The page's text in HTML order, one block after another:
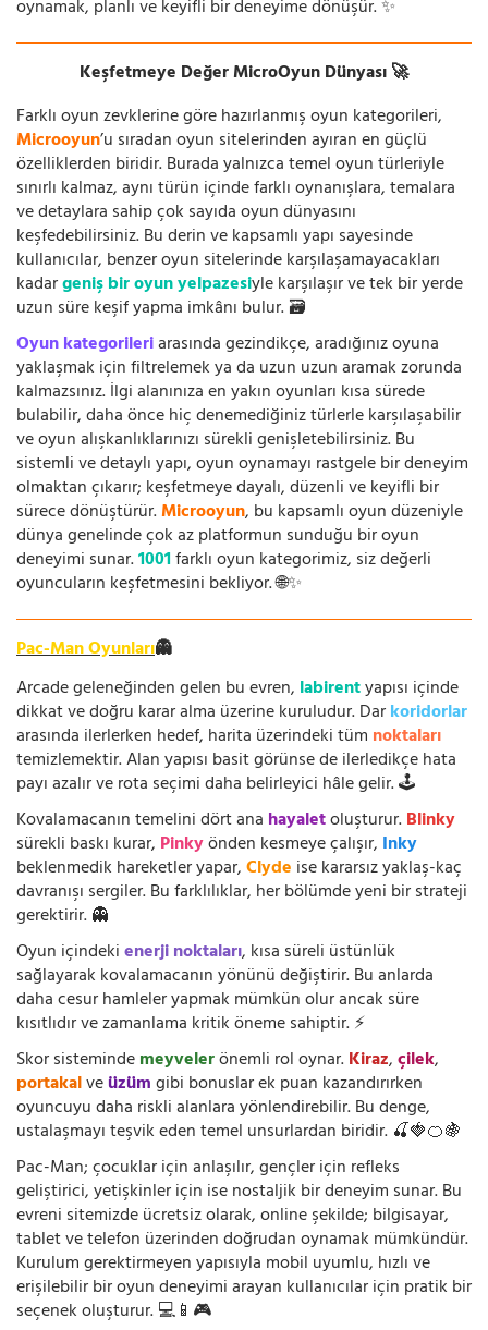
oynamak, planlı ve keyifli bir deneyime dönüşür. ✨
Keşfetmeye Değer MicroOyun Dünyası 🚀
Farklı oyun zevklerine göre hazırlanmış oyun kategorileri,
Microoyun’u sıradan oyun sitelerinden ayıran en güçlü
özelliklerden biridir. Burada yalnızca temel oyun türleriyle
sınırlı kalmaz, aynı türün içinde farklı oynanışlara, temalara
ve detaylara sahip çok sayıda oyun dünyasını
keşfedebilirsiniz. Bu derin ve kapsamlı yapı sayesinde
kullanıcılar, benzer oyun sitelerinde karşılaşamayacakları
kadargeniş bir oyun yelpazesiyle karşılaşır ve tek bir yerde
uzun süre keşif yapma imkânı bulur. 🗃️
Oyun kategorileriarasında gezindikçe, aradığınız oyuna
yaklaşmak için filtrelemek ya da uzun uzun aramak zorunda
kalmazsınız. İlgi alanınıza en yakın oyunları kısa sürede
bulabilir, daha önce hiç denemediğiniz türlerle karşılaşabilir
ve oyun alışkanlıklarınızı sürekli genişletebilirsiniz. Bu
sistemli ve detaylı yapı, oyun oynamayı rastgele bir deneyim
olmaktan çıkarır; keşfetmeye dayalı, düzenli ve keyifli bir
sürece dönüştürür.Microoyun, bu kapsamlı oyun düzeniyle
dünya genelinde çok az platformun sunduğu bir oyun
deneyimi sunar.1001farklı oyun kategorimiz, siz değerli
oyuncuların keşfetmesini bekliyor. 🌐✨
Pac-Man Oyunları👻
Arcade geleneğinden gelen bu evren, labirentyapısı içinde
dikkat ve doğru karar alma üzerine kuruludur. Darkoridorlar
arasında ilerlerken hedef, harita üzerindeki tüm noktaları
temizlemektir. Alan yapısı basit görünse de ilerledikçe hata
payı azalır ve rota seçimi daha belirleyici hâle gelir. 🕹️
Kovalamacanın temelini dört ana hayaletoluşturur.Blinky
sürekli baskı kurar, Pinkyönden kesmeye çalışır, Inky
beklenmedik hareketler yapar,Clyde ise kararsız yaklaş-kaç
davranışı sergiler. Bu farklılıklar, her bölümde yeni bir strateji
gerektirir. 👻
Oyun içindekienerji noktaları, kısa süreli üstünlük
sağlayarak kovalamacanın yönünü değiştirir. Bu anlarda
daha cesur hamleler yapmak mümkün olur ancak süre
kısıtlıdır ve zamanlama kritik öneme sahiptir. ⚡
Skor sistemindemeyvelerönemli rol oynar.Kiraz,çilek,
portakalveüzümgibi bonuslar ek puan kazandırırken
oyuncuyu daha riskli alanlara yönlendirebilir. Bu denge,
ustalaşmayı teşvik eden temel unsurlardan biridir. 🍒🍓🍊🍇
Pac-Man; çocuklar için anlaşılır, gençler için refleks
geliştirici, yetişkinler için ise nostaljik bir deneyim sunar. Bu
evreni sitemizde ücretsiz olarak, online şekilde; bilgisayar,
tablet ve telefon üzerinden doğrudan oynamak mümkündür.
Kurulum gerektirmeyen yapısıyla mobil uyumlu, hızlı ve
erişilebilir bir oyun deneyimi arayan kullanıcılar için pratik bir
seçenek oluşturur. 💻📱🎮